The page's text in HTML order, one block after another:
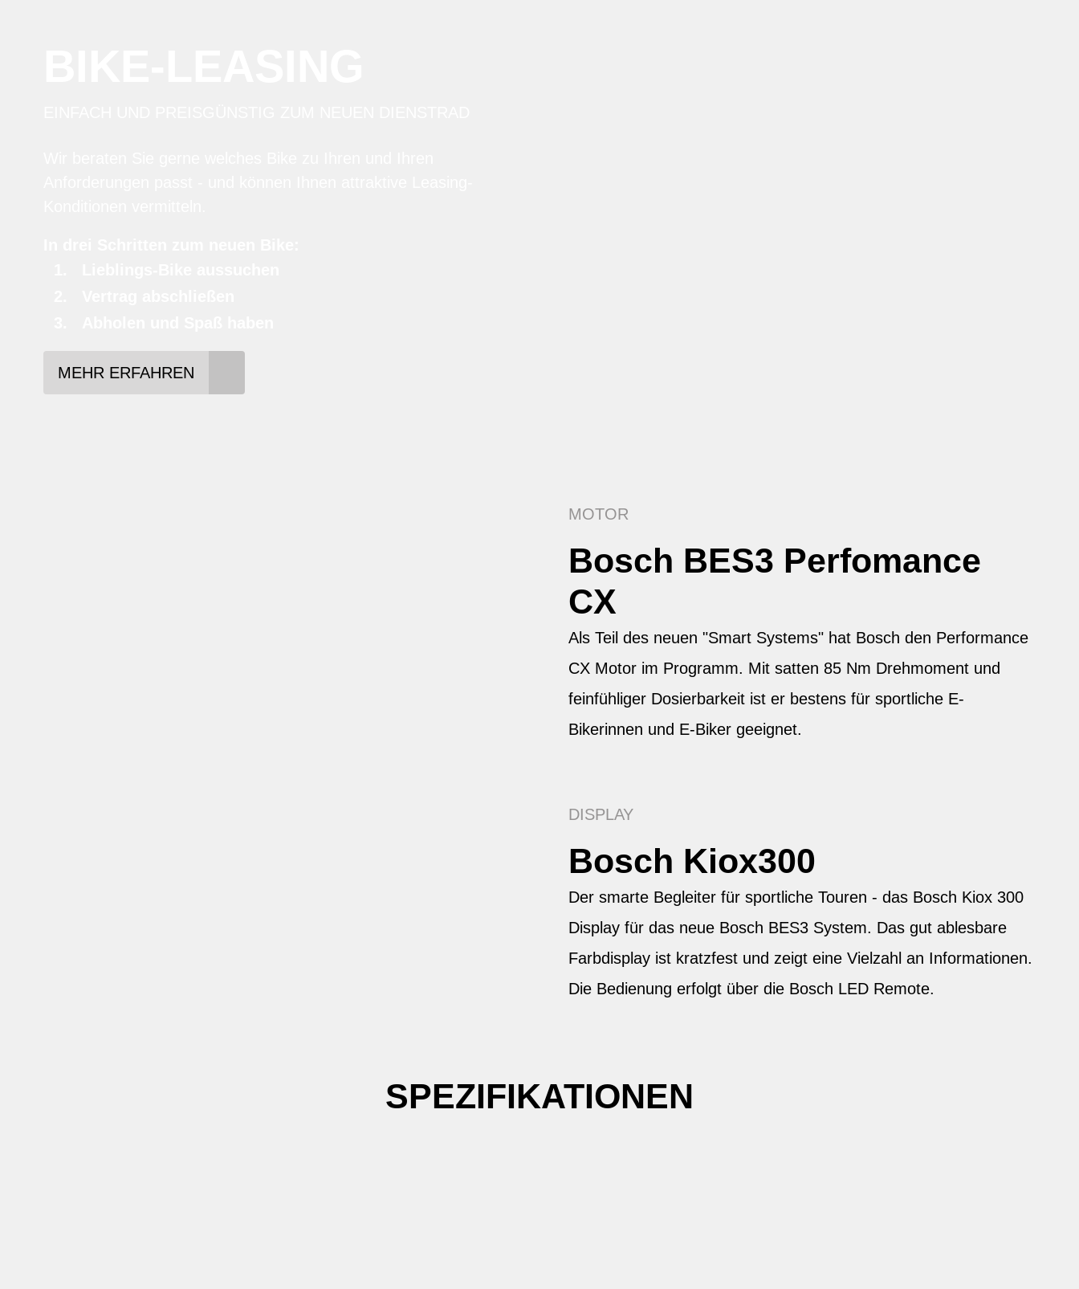
MEHR ERFAHREN
MOTOR
Bosch BES3 Perfomance
CX
Als Teil des neuen "Smart Systems" hat Bosch den Performance
CX Motor im Programm. Mit satten 85 Nm Drehmoment und
feinfühliger Dosierbarkeit ist er bestens für sportliche E-
Bikerinnen und E-Biker geeignet.
DISPLAY
Bosch Kiox300
Der smarte Begleiter für sportliche Touren - das Bosch Kiox 300
Display für das neue Bosch BES3 System. Das gut ablesbare
Farbdisplay ist kratzfest und zeigt eine Vielzahl an Informationen.
Die Bedienung erfolgt über die Bosch LED Remote.
SPEZIFIKATIONEN